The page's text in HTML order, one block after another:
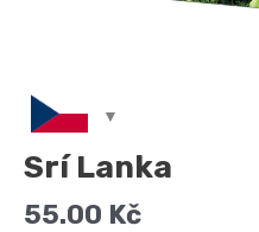
Srí Lanka
55.00 Kč